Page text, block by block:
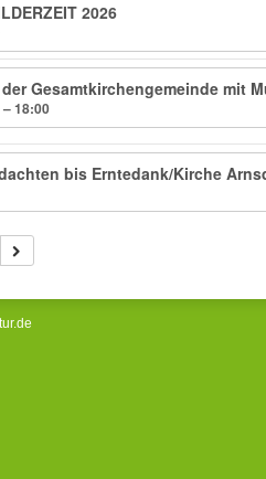
2026
Gesamtkirchengemeinde mit
18:00
bis Erntedank/Kirche